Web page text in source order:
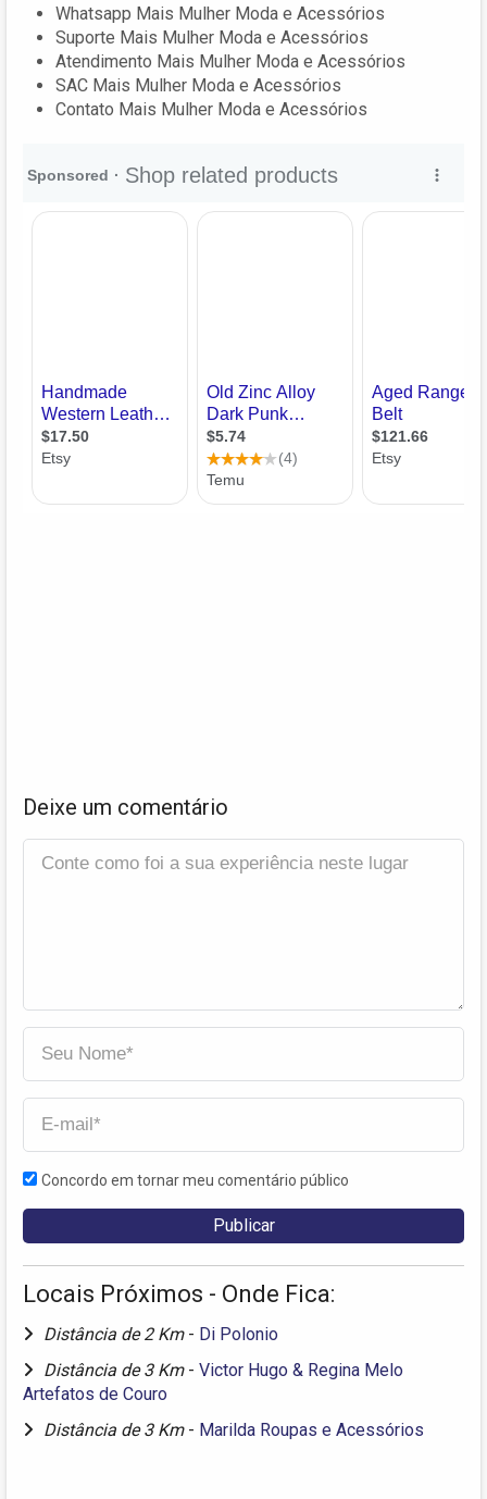
Whatsapp Mais Mulher Moda e Acessórios
Suporte Mais Mulher Moda e Acessórios
Atendimento Mais Mulher Moda e Acessórios
SAC Mais Mulher Moda e Acessórios
Contato Mais Mulher Moda e Acessórios
Deixe um comentário
Concordo em tornar meu comentário público
Locais Próximos - Onde Fica:
Distância de 2 Km - Di Polonio
Distância de 3 Km - Victor Hugo & Regina Melo
Artefatos de Couro
Distância de 3 Km - Marilda Roupas e Acessórios